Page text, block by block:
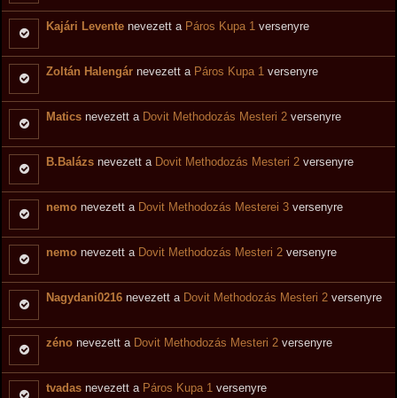
Kajári Levente nevezett a Páros Kupa 1 versenyre
Zoltán Halengár nevezett a Páros Kupa 1 versenyre
Matics nevezett a Dovit Methodozás Mesteri 2 versenyre
B.Balázs nevezett a Dovit Methodozás Mesteri 2 versenyre
nemo nevezett a Dovit Methodozás Mesterei 3 versenyre
nemo nevezett a Dovit Methodozás Mesteri 2 versenyre
Nagydani0216 nevezett a Dovit Methodozás Mesteri 2 versenyre
zéno nevezett a Dovit Methodozás Mesteri 2 versenyre
tvadas nevezett a Páros Kupa 1 versenyre